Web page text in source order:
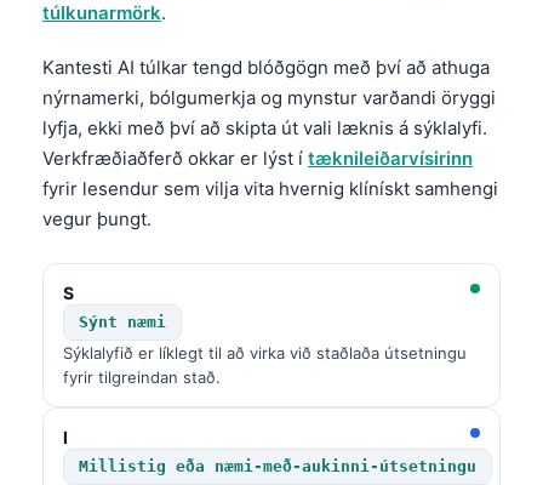
túlkunarmörk.
Kantesti AI túlkar tengd blóðgögn með því að athuga
nýrnamerki, bólgumerkja og mynstur varðandi öryggi
lyfja, ekki með því að skipta út vali læknis á sýklalyfi.
Verkfræðiaðferð okkar er lýst í tæknileiðarvísirinn
fyrir lesendur sem vilja vita hvernig klínískt samhengi
vegur þungt.
S
Sýnt næmi
Sýklalyfið er líklegt til að virka við staðlaða útsetningu
fyrir tilgreindan stað.
I
Millistig eða næmi-með-aukinni-útsetningu